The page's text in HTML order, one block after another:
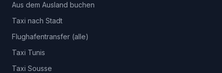
Aus dem Ausland buchen
Taxi nach Stadt
Flughafentransfer (alle)
Taxi Tunis
Taxi Sousse